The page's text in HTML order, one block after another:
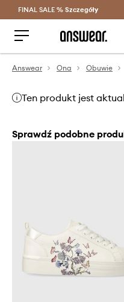
FINAL SALE % Szczegóły
Answear Ona Obuwie
Ten produkt jest
Sprawdź podobne